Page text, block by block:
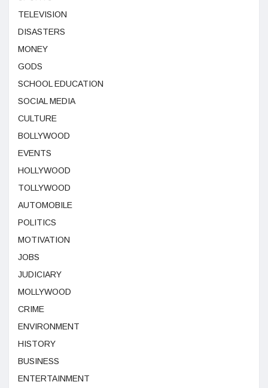
TELEVISION
DISASTERS
MONEY
GODS
SCHOOL EDUCATION
SOCIAL MEDIA
CULTURE
BOLLYWOOD
EVENTS
HOLLYWOOD
TOLLYWOOD
AUTOMOBILE
POLITICS
MOTIVATION
JOBS
JUDICIARY
MOLLYWOOD
CRIME
ENVIRONMENT
HISTORY
BUSINESS
ENTERTAINMENT